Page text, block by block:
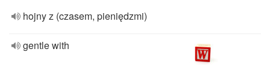
hojny z (czasem, pieniędzmi)
gentle with